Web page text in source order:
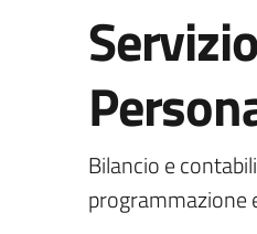
Bilancio e
programmazione